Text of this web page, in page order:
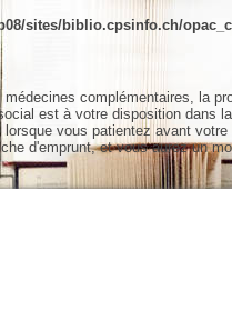
sites/biblio.cpsinfo.ch/
complémentaires, la
est à votre disposition dans
vous patientez avant votre
d'emprunt, et vous aurez un